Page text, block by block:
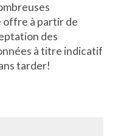
offre à partir de
des
à titre indicatif
tarder!